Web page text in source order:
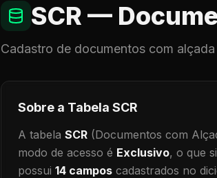
SCR —
Cadastro de documentos com alçada
Sobre a Tabela SCR
A tabela SCR (Documentos com
modo de acesso é Exclusivo, o que
possui 14 campos cadastrados no